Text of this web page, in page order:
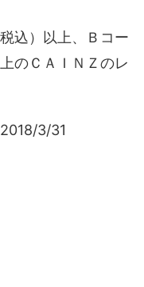
込）以上、Ｂコー
のＣＡＩＮＺのレ
3/31